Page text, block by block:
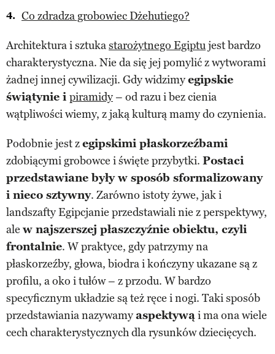
Co zdradza grobowiec Dżehutiego?
Architektura i sztukastarożytnego Egiptujest bardzo
charakterystyczna. Nie da się jej pomylić z wytworami
żadnej innej cywilizacji. Gdy widzimyegipskie
świątynie i piramidy– od razu i bez cienia
wątpliwości wiemy, z jaką kulturą mamy do czynienia.
Podobnie jest zegipskimi płaskorzeźbami
zdobiącymi grobowce i święte przybytki. Postaci
przedstawiane były w sposób sformalizowany
i nieco sztywny. Zarówno istoty żywe, jak i
landszafty Egipcjanie przedstawiali nie z perspektywy,
ale w najszerszej płaszczyźnie obiektu, czyli
frontalnie. W praktyce, gdy patrzymy na
płaskorzeźby, głowa, biodra i kończyny ukazane są z
profilu, a oko i tułów – z przodu. W bardzo
specyficznym układzie są też ręce i nogi. Taki sposób
przedstawiania nazywamyaspektywąi ma ona wiele
cech charakterystycznych dla rysunków dziecięcych.